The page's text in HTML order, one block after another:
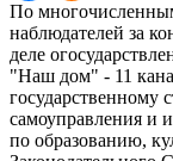
По
наблюдателей за
деле
"Наш дом" - 11
государственному
самоуправления и
по образованию,